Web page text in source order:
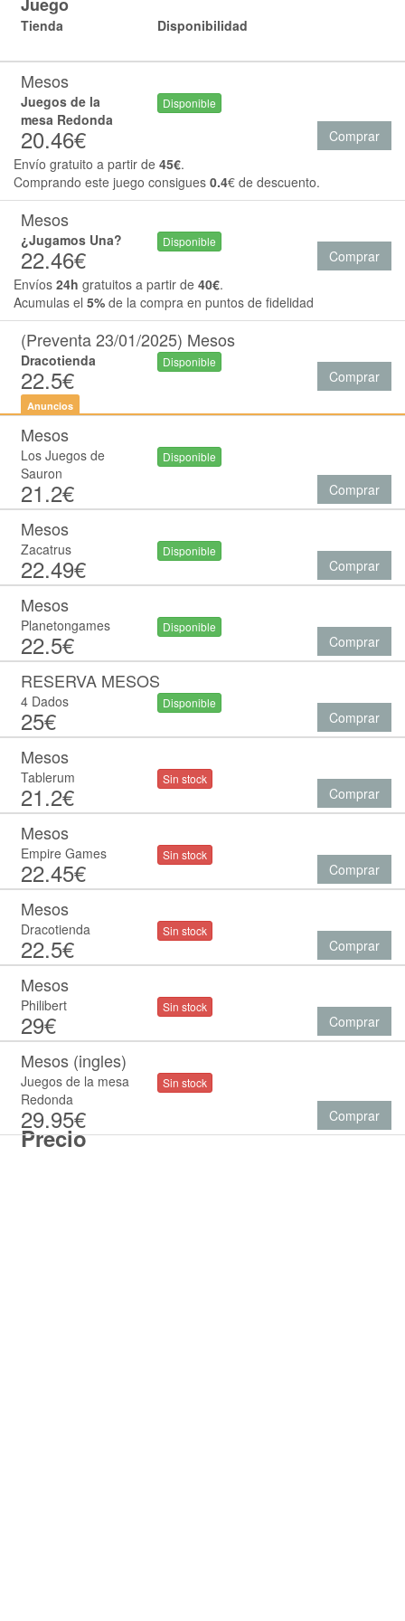
Tienda
Precio
Disponibilidad
Mesos
Juegos de la
mesa Redonda
20.46€
Disponible
Comprar
Envío gratuito a partir de 45€.
Comprando este juego consigues 0.4€ de descuento.
Mesos
¿Jugamos Una?
22.46€
Disponible
Comprar
Envíos 24h gratuitos a partir de 40€.
Acumulas el 5% de la compra en puntos de fidelidad
(Preventa 23/01/2025) Mesos
Dracotienda
22.5€
Disponible
Comprar
Anuncios
Mesos
Los Juegos de
Sauron
21.2€
Disponible
Comprar
Mesos
Zacatrus
22.49€
Disponible
Comprar
Mesos
Planetongames
22.5€
Disponible
Comprar
RESERVA MESOS
4 Dados
25€
Disponible
Comprar
Mesos
Tablerum
21.2€
Sin stock
Comprar
Mesos
Empire Games
22.45€
Sin stock
Comprar
Mesos
Dracotienda
22.5€
Sin stock
Comprar
Mesos
Philibert
29€
Sin stock
Comprar
Mesos (ingles)
Juegos de la mesa
Redonda
29.95€
Sin stock
Comprar